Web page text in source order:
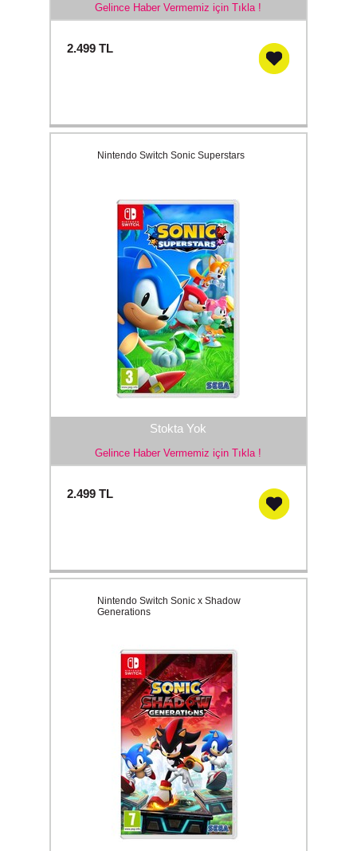
Gelince Haber Vermemiz için Tıkla !
2.499TL
Stokta Yok
Gelince Haber Vermemiz için Tıkla !
Nintendo Switch Sonic Superstars
2.499TL
Nintendo Switch Sonic x Shadow
Generations